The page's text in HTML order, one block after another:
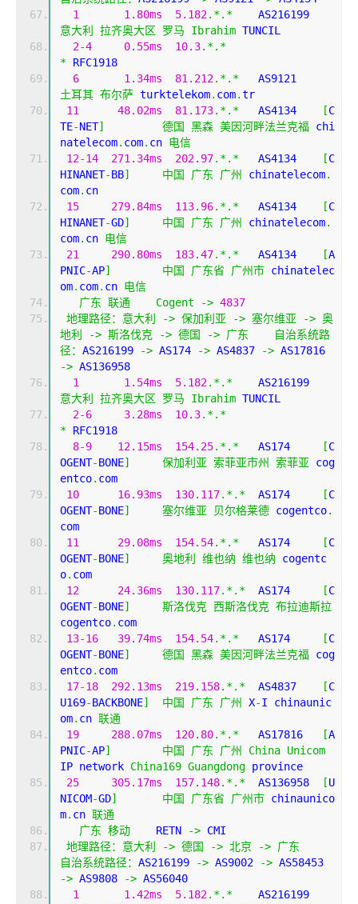
1
1.80ms 5.182.*.*
意大利
拉齐奥大区 罗马 Ibrahim TUNCIL
2-4 0.55ms 10.3.*.*
* RFC1918
6
1.34ms 81.212.*.*
土耳其 布尔萨 turktelekom. com.tr
11
48.02ms 81.173.*.*
   AS4134
[C
TE-NET] 德国 黑森 美因河畔法兰克福 chi
natelecom. com. cn 电信
12-14 271.34ms 202.97.*.*
   AS4134
[C
HINANET-BB] 中国 广东 广州 chinatelecom.
com. cn
15
279.84ms 113.96.*.*
   AS4134
[C
HINANET-GD] 中国 广东 广州 chinatelecom.
com. cn 电信
21
290.80ms 183.47.*.*
   AS4134
[A
PNIC-AP] 中国 广东省 广州市 chinatelec
om. com. cn 电信
广东 联通 Cogent -> 4837
地理路径：意大利
-> 保加利亚 -> 塞尔维亚 -> 奥
地利
-> 斯洛伐克 -> 德国 -> 广东
自治系统路
径： AS216199 -> AS174 -> AS4837 ->
-> AS136958
1
1.54ms 5.182.*.*
意大利
拉齐奥大区 罗马 Ibrahim TUNCIL
2-6 3.28ms 10.3.*.*
* RFC1918
8-9 12.15ms 154.25.*.*
   AS174
[C
OGENT-BONE] 保加利亚 索菲亚市州 索菲亚 cog
entco. com
10
16.93ms 130.117.*.*
  AS174
[C
OGENT-BONE] 塞尔维亚 贝尔格莱德 cogentco.
com
11
29.08ms 154.54.*.*
   AS174
[C
OGENT-BONE] 奥地利 维也纳 维也纳 cogentc
o. com
12
24.36ms 130.117.*.*
  AS174
[C
OGENT-BONE] 斯洛伐克 西斯洛伐克 布拉迪斯拉
cogentco. com
13-16 39.74ms 154.54.*.*
   AS174
[C
OGENT-BONE] 德国 黑森 美因河畔法兰克福 cog
entco. com
17-18 292.13ms 219.158.*.*
  AS4837
[C
U169-BACKBONE] 中国 广东 广州 X-I chinaunic
om. cn 联通
19
288.07ms 120.80.*.*
   AS17816
[A
PNIC-AP] 中国 广东 广州 China Unicom
IP network China169 Guangdong province
25
305.17ms 157.148.*.*
  AS136958
[U
NICOM-GD] 中国 广东省 广州市 chinaunico
m. cn 联通
广东 移动
    RETN
-> CMI
地理路径：意大利
-> 德国 -> 北京 -> 广东
自治系统路径： AS216199 -> AS9002 ->
-> AS9808 -> AS56040
1
1.42ms 5.182.*.*